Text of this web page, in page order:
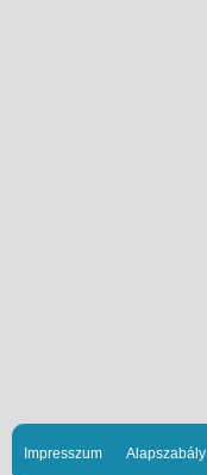
Impresszum Alapszabály